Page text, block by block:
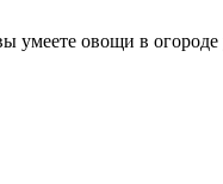
умеете овощи в огороде